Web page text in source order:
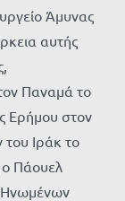
Άμυνας
αυτής
Παναμά το
Ερήμου στον
Ιράκ το
Πάουελ
Ηνωμένων